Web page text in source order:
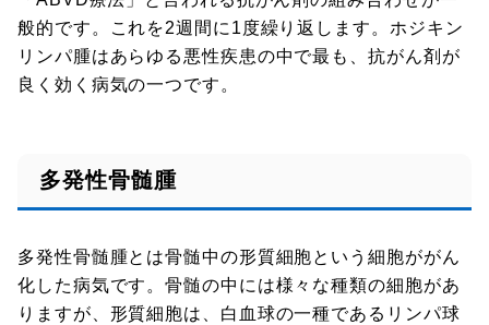
般的です。これを2週間に1度繰り返します。ホジキン
リンパ腫はあらゆる悪性疾患の中で最も、抗がん剤が
良く効く病気の一つです。
多発性骨髄腫
多発性骨髄腫とは骨髄中の形質細胞という細胞ががん
化した病気です。骨髄の中には様々な種類の細胞があ
りますが、形質細胞は、白血球の一種であるリンパ球